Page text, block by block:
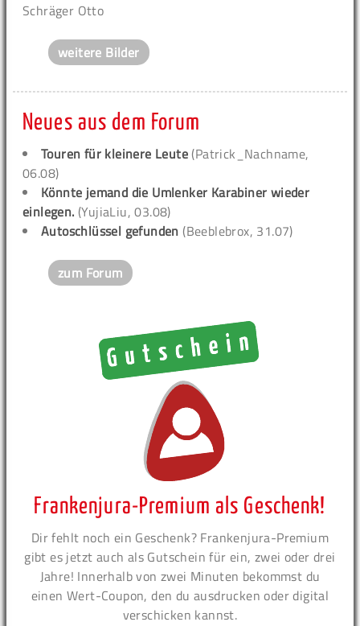
Schräger Otto
weitere Bilder
Neues aus dem Forum
Touren für kleinere Leute (Patrick_Nachname,
06.08)
Könnte jemand die Umlenker Karabiner wieder
einlegen. (YujiaLiu, 03.08)
Autoschlüssel gefunden (Beeblebrox, 31.07)
zum Forum
Frankenjura-Premium als Geschenk!
Dir fehlt noch ein Geschenk? Frankenjura-Premium
gibt es jetzt auch als Gutschein für ein, zwei oder drei
Jahre! Innerhalb von zwei Minuten bekommst du
einen Wert-Coupon, den du ausdrucken oder digital
verschicken kannst.